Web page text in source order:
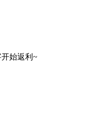
始返利~